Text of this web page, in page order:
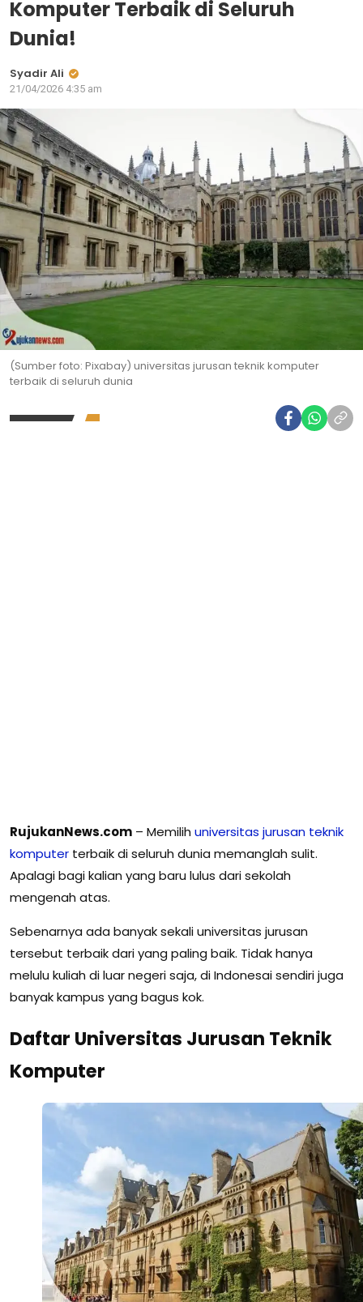
Komputer Terbaik di Seluruh
Dunia!
Syadir Ali
21/04/2026 4:35 am
(Sumber foto: Pixabay) universitas jurusan teknik komputer
terbaik di seluruh dunia
RujukanNews.com – Memilih universitas jurusan teknik
komputer terbaik di seluruh dunia memanglah sulit.
Apalagi bagi kalian yang baru lulus dari sekolah
mengenah atas.
Sebenarnya ada banyak sekali universitas jurusan
tersebut terbaik dari yang paling baik. Tidak hanya
melulu kuliah di luar negeri saja, di Indonesai sendiri juga
banyak kampus yang bagus kok.
Daftar Universitas Jurusan Teknik
Komputer